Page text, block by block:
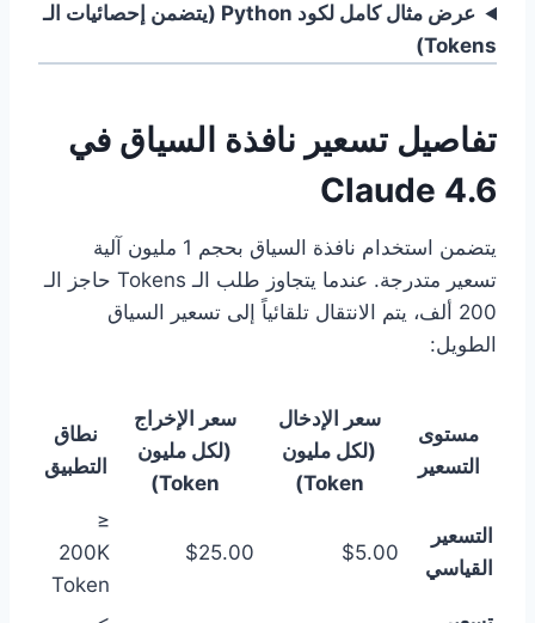
عرض مثال كامل لكود Python (يتضمن إحصائيات الـ
Tokens)
تفاصيل تسعير نافذة السياق في
Claude 4.6
يتضمن استخدام نافذة السياق بحجم 1 مليون آلية
تسعير متدرجة. عندما يتجاوز طلب الـ Tokens حاجز الـ
200 ألف، يتم الانتقال تلقائياً إلى تسعير السياق
الطويل:
مستوى
التسعير
سعر الإدخال
(لكل مليون
Token)
سعر الإخراج
(لكل مليون
Token)
نطاق
التطبيق
التسعير
القياسي
$5.00
$25.00
≤
200K
Token